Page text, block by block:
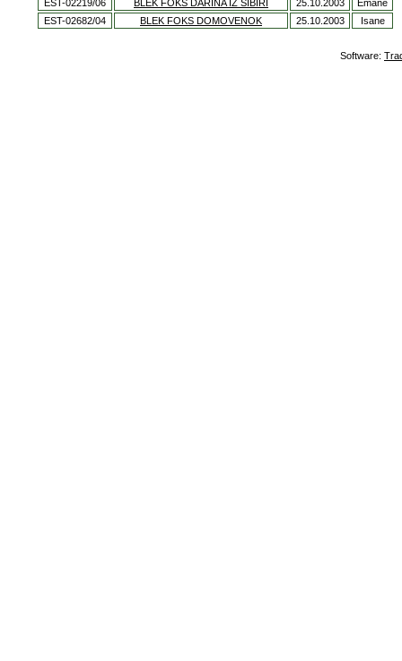
EST-02219/06 BLEK FOKS DARINA IZ SIBIRI 25.10.2003
Emane
EST-02682/04
BLEK FOKS DOMOVENOK 25.10.2003 Isane
Software: